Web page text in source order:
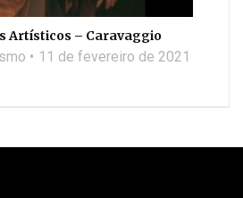
Artísticos – Caravaggio
11 de fevereiro de 2021